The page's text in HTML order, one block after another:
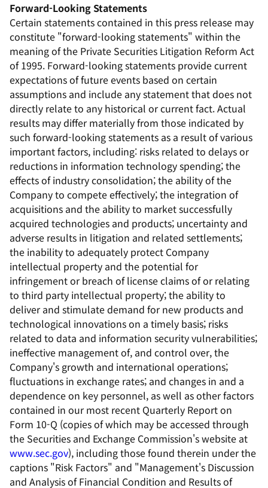
Forward-Looking Statements
Certain statements contained in this press release may
constitute "forward-looking statements" within the
meaning of the Private Securities Litigation Reform Act
of 1995. Forward-looking statements provide current
expectations of future events based on certain
assumptions and include any statement that does not
directly relate to any historical or current fact. Actual
results may differ materially from those indicated by
such forward-looking statements as a result of various
important factors, including: risks related to delays or
reductions in information technology spending; the
effects of industry consolidation; the ability of the
Company to compete effectively; the integration of
acquisitions and the ability to market successfully
acquired technologies and products; uncertainty and
adverse results in litigation and related settlements;
the inability to adequately protect Company
intellectual property and the potential for
infringement or breach of license claims of or relating
to third party intellectual property; the ability to
deliver and stimulate demand for new products and
technological innovations on a timely basis; risks
related to data and information security vulnerabilities;
ineffective management of, and control over, the
Company's growth and international operations;
fluctuations in exchange rates; and changes in and a
dependence on key personnel, as well as other factors
contained in our most recent Quarterly Report on
Form 10-Q (copies of which may be accessed through
the Securities and Exchange Commission's website at
www.sec.gov), including those found therein under the
captions "Risk Factors" and "Management's Discussion
and Analysis of Financial Condition and Results of